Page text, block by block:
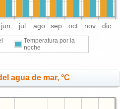
jun jul ago sep oct nov dic
Temperatura por la
noche
agua de mar, °C